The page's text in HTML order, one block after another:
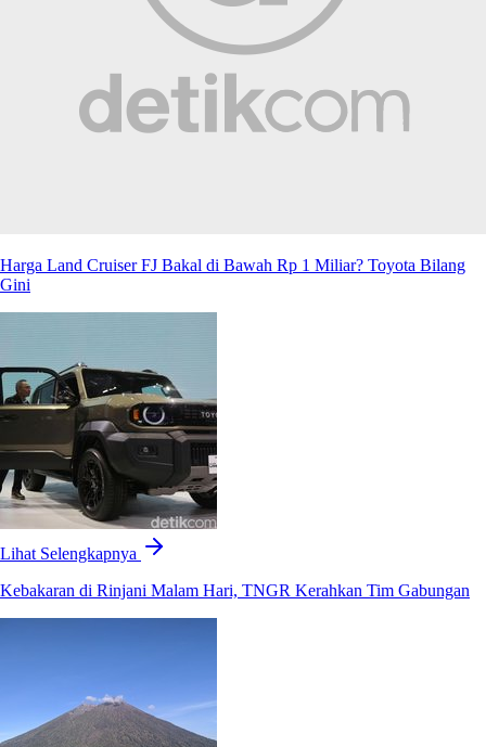
Harga Land Cruiser FJ Bakal di Bawah Rp 1 Miliar? Toyota Bilang
Gini
Lihat Selengkapnya
Kebakaran di Rinjani Malam Hari, TNGR Kerahkan Tim Gabungan